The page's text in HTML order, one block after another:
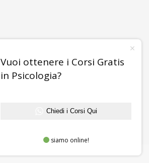
Vuoi ottenere i Corsi Gratis
in Psicologia?
Chiedi i Corsi Qui
siamo online!